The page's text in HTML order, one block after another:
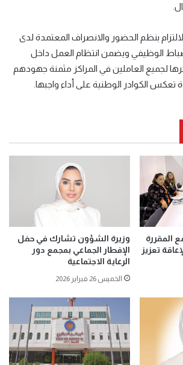
بنظم الحضور والانصراف المعتمدة لدى
الوظيفي ويضمن انتظام العمل داخل
لجميع العاملين في المراكز مثمنة جهودهم
الكوادر الوطنية على أداء واجبها.
المقررة
تعزيز
وزيرة الشؤون تشارك في حفل
الإفطار الجماعي بمجمع دور
الرعاية الاجتماعية
الخميس 26 فبراير 2026